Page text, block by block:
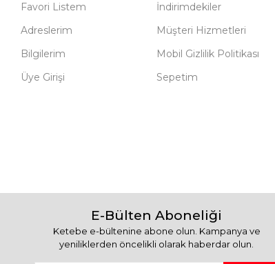
Favori Listem
Adreslerim
Bilgilerim
Üye Girişi
İndirimdekiler
Müşteri Hizmetleri
Mobil Gizlilik Politikası
Sepetim
E-Bülten Aboneliği
Ketebe e-bültenine abone olun. Kampanya ve
yeniliklerden öncelikli olarak haberdar olun.